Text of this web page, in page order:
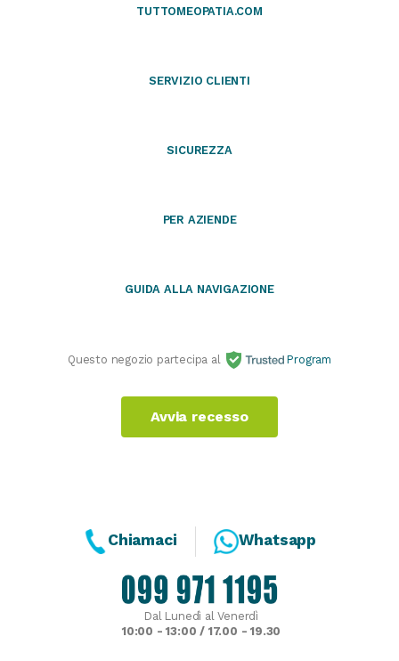
TUTTOMEOPATIA.COM
SERVIZIO CLIENTI
SICUREZZA
PER AZIENDE
GUIDA ALLA NAVIGAZIONE
Questo negozio partecipa al Program
Avvia recesso
Chiamaci Whatsapp
Dal Lunedì al Venerdì
10:00 - 13:00 / 17.00 - 19.30